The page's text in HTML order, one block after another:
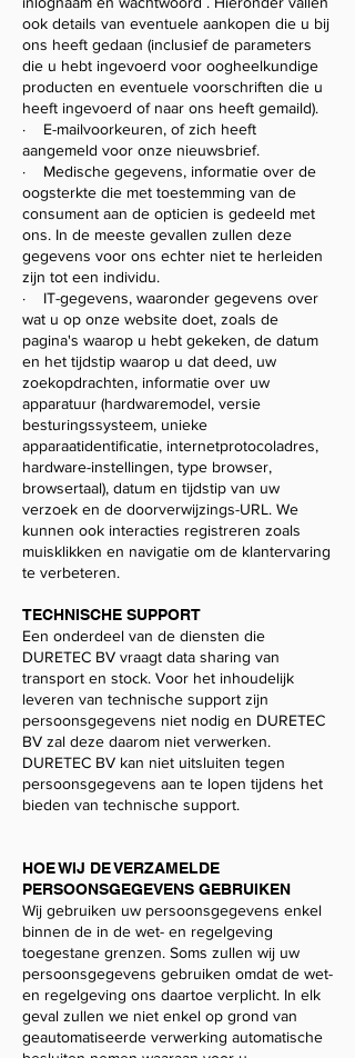
ook details van eventuele aankopen die u bij
ons heeft gedaan (inclusief de parameters
die u hebt ingevoerd voor oogheelkundige
producten en eventuele voorschriften die u
heeft ingevoerd of naar ons heeft gemaild).
· E-mailvoorkeuren, of zich heeft
aangemeld voor onze nieuwsbrief.
· Medische gegevens, informatie over de
oogsterkte die met toestemming van de
consument aan de opticien is gedeeld met
ons. In de meeste gevallen zullen deze
gegevens voor ons echter niet te herleiden
zijn tot een individu.
· IT-gegevens, waaronder gegevens over
wat u op onze website doet, zoals de
pagina's waarop u hebt gekeken, de datum
en het tijdstip waarop u dat deed, uw
zoekopdrachten, informatie over uw
apparatuur (hardwaremodel, versie
besturingssysteem, unieke
apparaatidentificatie, internetprotocoladres,
hardware-instellingen, type browser,
browsertaal), datum en tijdstip van uw
verzoek en de doorverwijzings-URL. We
kunnen ook interacties registreren zoals
muisklikken en navigatie om de klantervaring
te verbeteren.
TECHNISCHE SUPPORT
Een onderdeel van de diensten die
DURETEC BV vraagt data sharing van
transport en stock. Voor het inhoudelijk
leveren van technische support zijn
persoonsgegevens niet nodig en DURETEC
BV zal deze daarom niet verwerken.
DURETEC BV kan niet uitsluiten tegen
persoonsgegevens aan te lopen tijdens het
bieden van technische support.
HOE WIJ DE VERZAMELDE
PERSOONSGEGEVENS GEBRUIKEN
Wij gebruiken uw persoonsgegevens enkel
binnen de in de wet- en regelgeving
toegestane grenzen. Soms zullen wij uw
persoonsgegevens gebruiken omdat de wet-
en regelgeving ons daartoe verplicht. In elk
geval zullen we niet enkel op grond van
geautomatiseerde verwerking automatische